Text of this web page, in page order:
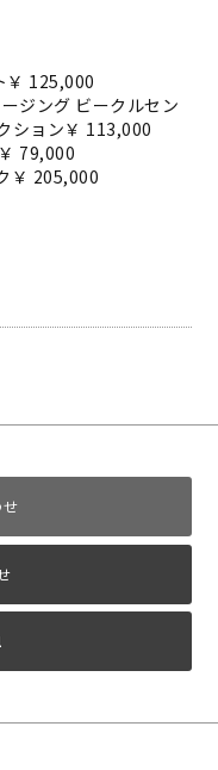
￥ 125,000
ジング ビークルセン
ション￥ 113,000
79,000
￥ 205,000
せ